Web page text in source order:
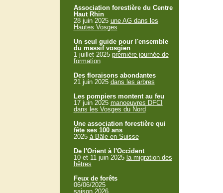
Association forestière du Centre
Haut Rhin
28 juin 2025 une AG dans les
Hautes Vosges
Un seul guide pour l'ensemble
du massif vosgien
1 juillet 2025 première journée de
formation
Des floraisons abondantes
21 juin 2025 dans les arbres
Les pompiers montent au feu
17 juin 2025 manoeuvres DFCI
dans les Vosges du Nord
Une association forestière qui
fête ses 100 ans
2025 à Bâle en Suisse
De l'Orient à l'Occident
10 et 11 juin 2025 la migration des
hêtres
Feux de forêts
06/06/2025
saison 2026